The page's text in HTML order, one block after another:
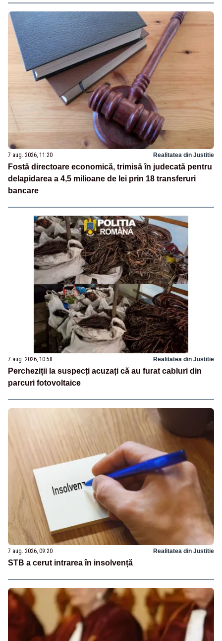
7 aug. 2026, 11:20 Realitatea din Justitie
Fostă directoare economică, trimisă în judecată pentru
delapidarea a 4,5 milioane de lei prin 18 transferuri
bancare
7 aug. 2026, 10:58 Realitatea din Justitie
Percheziții la suspecți acuzați că au furat cabluri din
parcuri fotovoltaice
7 aug. 2026, 09:20 Realitatea din Justitie
STB a cerut intrarea în insolvență